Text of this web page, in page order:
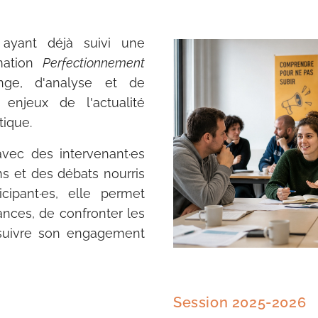
déjà suivi une
Perfectionnement
d'analyse et de
de l'actualité
des intervenant·es
et des débats nourris
elle permet
de confronter les
son engagement
Session 2025-2026